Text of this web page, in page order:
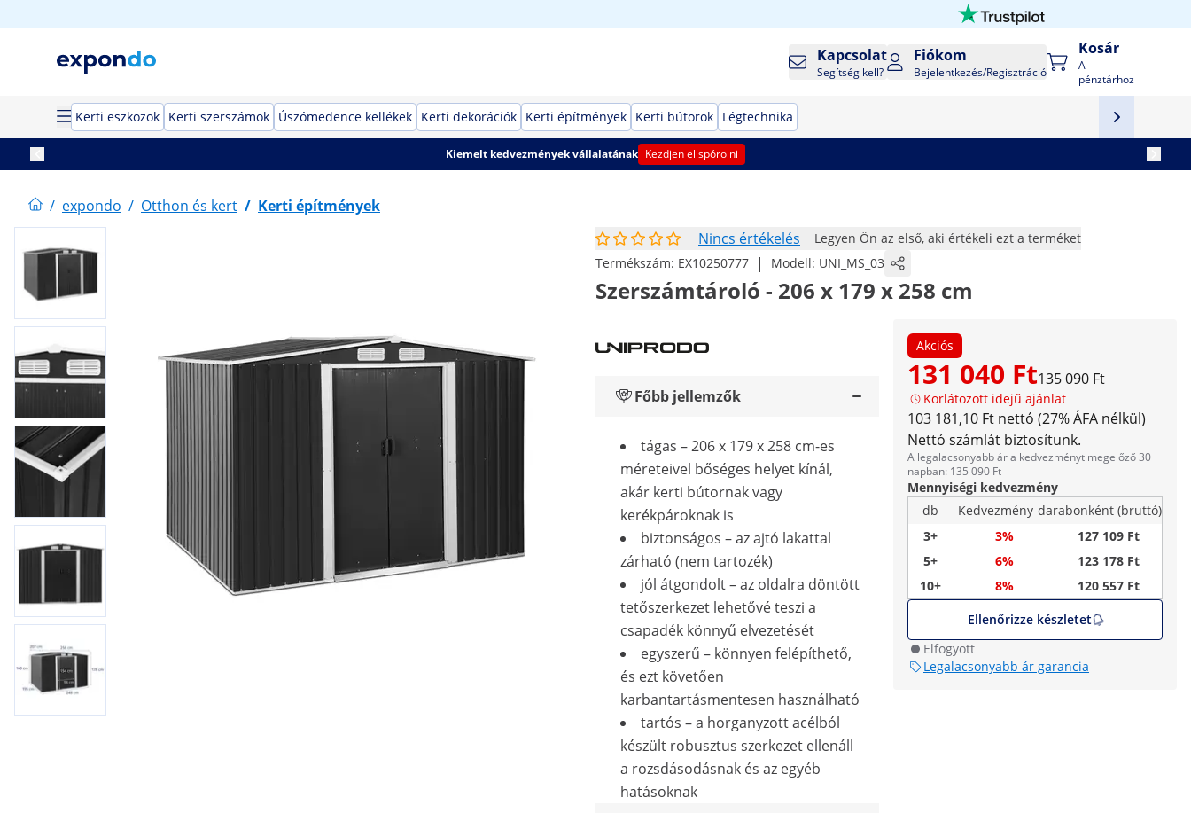
Kapcsolat
Segítség kell?
Fiókom
Bejelentkezés/Regisztráció
Kosár
A
pénztárhoz
Kerti eszközök Kerti szerszámok Úszómedence kellékek Kerti dekorációk Kerti építmények Kerti bútorok Légtechnika
Kiemelt kedvezmények vállalatának Kezdjen el spórolni
/ expondo / Otthon és kert / Kerti építmények
Nincs értékelés
Legyen Ön az első, aki értékeli ezt a terméket
Termékszám: EX10250777 | Modell: UNI_MS_03
Szerszámtároló - 206 x 179 x 258 cm
Akciós
131 040 Ft135 090 Ft
Korlátozott idejű ajánlat
103 181,10 Ft nettó (27% ÁFA nélkül)
Nettó számlát biztosítunk.
A legalacsonyabb ár a kedvezményt megelőző 30
napban: 135 090 Ft
Mennyiségi kedvezmény
db
Kedvezmény darabonként (bruttó)
3+
3%
127 109 Ft
5+
6%
123 178 Ft
10+
8%
120 557 Ft
Ellenőrizze készletet
Elfogyott
Legalacsonyabb ár garancia
Főbb jellemzők
tágas – 206 x 179 x 258 cm-es
méreteivel bőséges helyet kínál,
akár kerti bútornak vagy
kerékpároknak is
biztonságos – az ajtó lakattal
zárható (nem tartozék)
jól átgondolt – az oldalra döntött
tetőszerkezet lehetővé teszi a
csapadék könnyű elvezetését
egyszerű – könnyen felépíthető,
és ezt követően
karbantartásmentesen használható
tartós – a horganyzott acélból
készült robusztus szerkezet ellenáll
a rozsdásodásnak és az egyéb
hatásoknak